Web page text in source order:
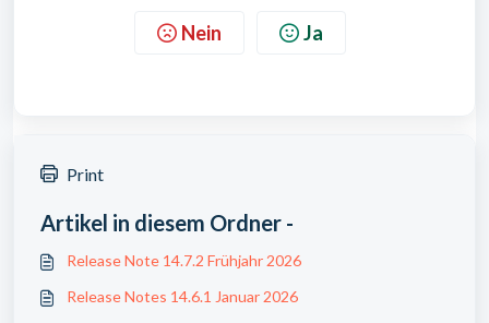
Nein Ja
Print
Artikel in diesem Ordner -
Release Note 14.7.2 Frühjahr 2026
Release Notes 14.6.1 Januar 2026